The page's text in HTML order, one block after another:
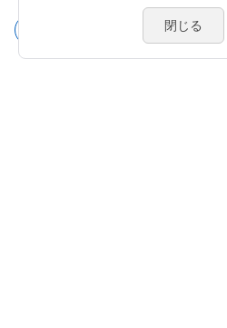
トロカールシステム